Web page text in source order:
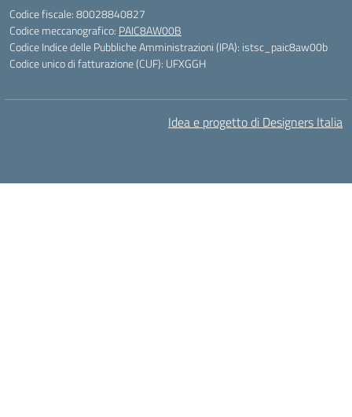
Codice fiscale: 80028840827
Codice meccanografico: PAIC8AW00B
Codice Indice delle Pubbliche Amministrazioni (IPA): istsc_paic8aw00b
Codice unico di fatturazione (CUF): UFXGGH
Idea e progetto di Designers Italia